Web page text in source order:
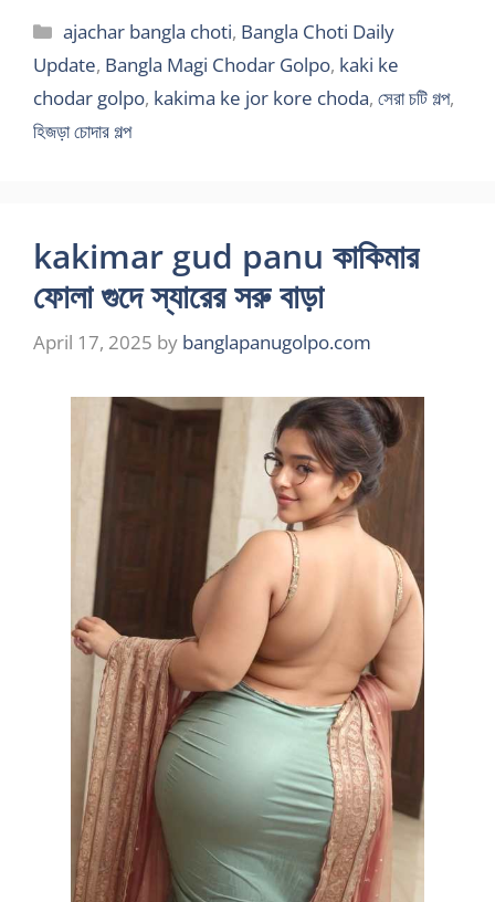
Categories
ajachar bangla choti, Bangla Choti Daily
Update, Bangla Magi Chodar Golpo, kaki ke
chodar golpo, kakima ke jor kore choda, সেরা চটি গল্প,
হিজড়া চোদার গল্প
kakimar gud panu কাকিমার
ফোলা গুদে স্যারের সরু বাড়া
April 17, 2025 by banglapanugolpo.com